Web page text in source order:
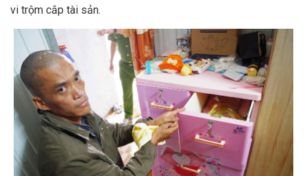
vi trộm cắp tài sản.